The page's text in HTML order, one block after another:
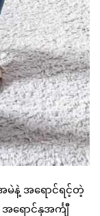
နဲ့ အရောင်ရင့်တဲ့
ရောင်နုအင်္ကျီ